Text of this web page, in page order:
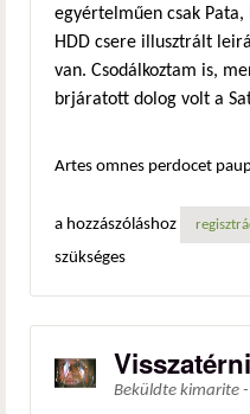
egyértelműen csak
HDD csere illusztrált
van. Csodálkoztam is,
brjáratott dolog volt a
Artes omnes perdocet
a hozzászóláshoz
szükséges
Beküldte kimarite -